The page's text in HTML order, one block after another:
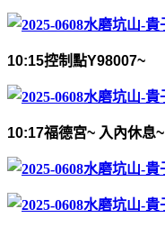
10:15控制點Y98007~
10:17福德宮~ 入內休息~